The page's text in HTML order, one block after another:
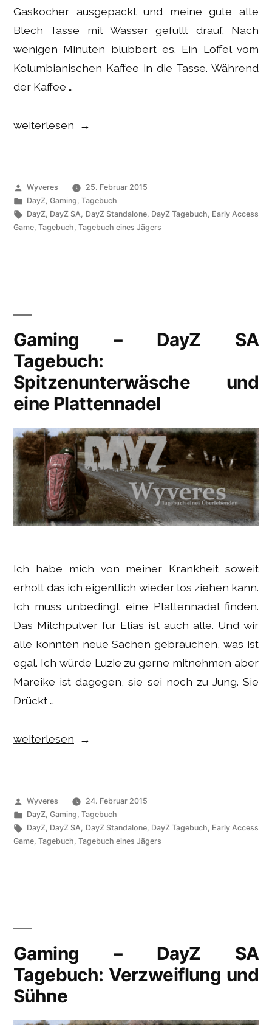
Gaskocher ausgepackt und meine gute alte
Blech Tasse mit Wasser gefüllt drauf. Nach
wenigen Minuten blubbert es. Ein Löffel vom
Kolumbianischen Kaffee in die Tasse. Während
der Kaffee …
„Gaming
SA
Tagebuch:
Seltsames
weiterlesen
Veröffentlicht
von
Wyveres
25. Februar 2015
Veröffentlicht
unter
DayZ,Gaming,Tagebuch
Schlagwörter:
DayZ, DayZ SA, DayZ Standalone, DayZ Tagebuch, Early Access
Game, Tagebuch, Tagebuch eines Jägers
Gaming – DayZ SA
Tagebuch:
Spitzenunterwäsche und
eine Plattennadel
Ich habe mich von meiner Krankheit soweit
erholt das ich eigentlich wieder los ziehen kann.
Ich muss unbedingt eine Plattennadel finden.
Das Milchpulver für Elias ist auch alle. Und wir
alle könnten neue Sachen gebrauchen, was ist
egal. Ich würde Luzie zu gerne mitnehmen aber
Mareike ist dagegen, sie sei noch zu Jung. Sie
Drückt …
„Gaming
Tagebuch:
Spitzenunterwäsche
weiterlesen
Veröffentlicht
von
Wyveres
24. Februar 2015
Veröffentlicht
unter
DayZ ,Gaming ,Tagebuch
Schlagwörter:
DayZ DayZ SA DayZ Standalone, DayZ Tagebuch Early Access
Game Tagebuch Tagebuch eines Jägers
Gaming – DayZ SA
Tagebuch: Verzweiflung und
Sühne